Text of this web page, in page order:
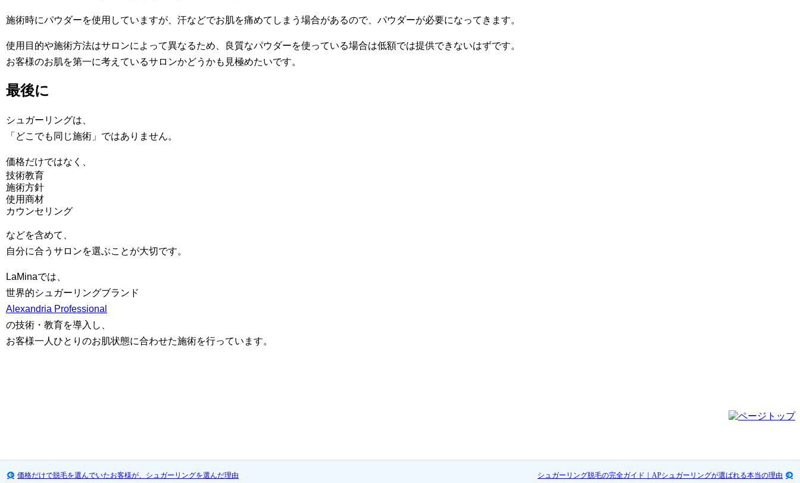
施術時にパウダーを使用していますが、汗などでお肌を痛めてしまう場合があるので、パウダーが必要になってきます。
使用目的や施術方法はサロンによって異なるため、良質なパウダーを使っている場合は低額では提供できないはずです。
お客様のお肌を第一に考えているサロンかどうかも見極めたいです。
最後に
シュガーリングは、
「どこでも同じ施術」ではありません。
価格だけではなく、
技術教育
施術方針
使用商材
カウンセリング
などを含めて、
自分に合うサロンを選ぶことが大切です。
LaMinaでは、
世界的シュガーリングブランド
Alexandria Professional
の技術・教育を導入し、
お客様一人ひとりのお肌状態に合わせた施術を行っています。
価格だけで脱毛を選んでいたお客様が、シュガーリングを選んだ理由 シュガーリング脱毛の完全ガイド｜APシュガーリングが選ばれる本当の理由